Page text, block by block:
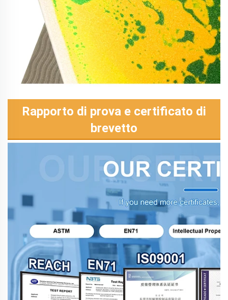
Rapporto di prova e certificato di
brevetto